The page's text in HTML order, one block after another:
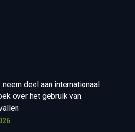
neem deel aan internationaal
over het gebruik van